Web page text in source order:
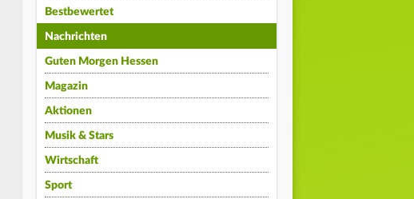
Bestbewertet
Nachrichten
Guten Morgen Hessen
Magazin
Aktionen
Musik & Stars
Wirtschaft
Sport